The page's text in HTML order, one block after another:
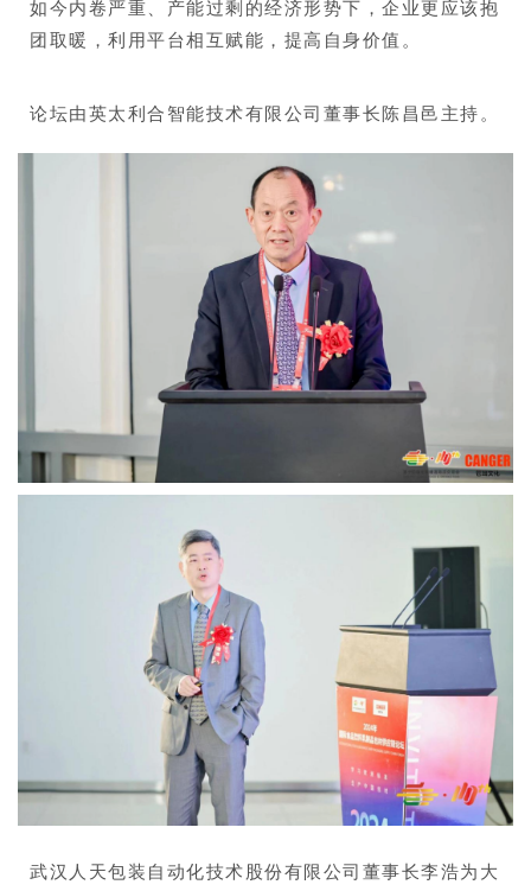
如今内卷严重、产能过剩的经济形势下，企业更应该抱
团取暖，利用平台相互赋能，提高自身价值。
论坛由英太利合智能技术有限公司董事长陈昌邑主持。
武汉人天包装自动化技术股份有限公司董事长李浩为大